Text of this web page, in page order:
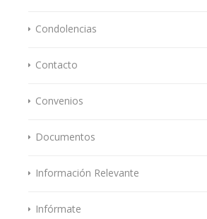
Condolencias
Contacto
Convenios
Documentos
Información Relevante
Infórmate